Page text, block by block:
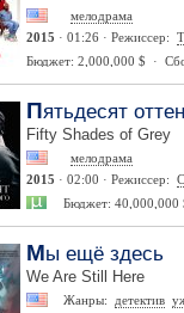
мелодрама
2015 · 01:26 · Режиссер:
Бюджет: 2,000,000 $ ·
Пятьдесят
Fifty Shades of Grey
мелодрама
2015 · 02:00 · Режиссер:
Бюджет: 40,000,000
Мы ещё здесь
We Are Still Here
Жанры: детектив